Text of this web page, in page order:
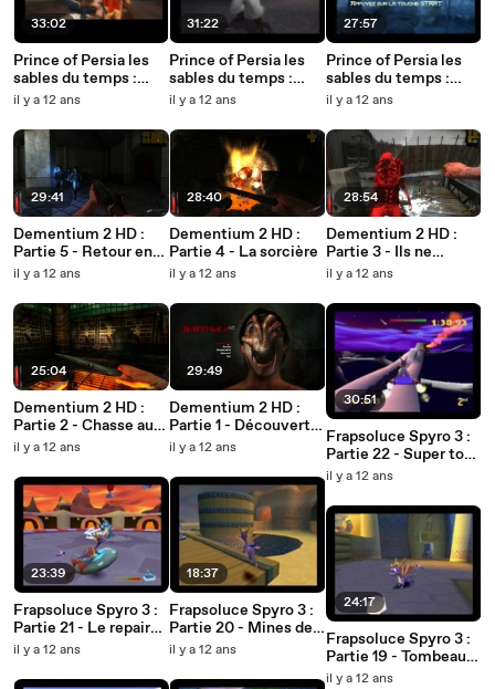
33:02
Prince of Persia les
sables du temps :
Partie 3 - La mort
il y a 12 ans
29:41
Dementium 2 HD :
Partie 5 - Retour en
prison
il y a 12 ans
25:04
Dementium 2 HD :
Partie 2 - Chasse aux
fantômes
il y a 12 ans
23:39
Frapsoluce Spyro 3 :
Partie 21 - Le repaire
de la sorcière
il y a 12 ans
31:22
Prince of Persia les
sables du temps :
Partie 2 - Les
il y a 12 ans
28:40
Dementium 2 HD :
Partie 4 - La sorcière
il y a 12 ans
29:49
Dementium 2 HD :
Partie 1 - Découverte
d'un monde étrange
il y a 12 ans
18:37
Frapsoluce Spyro 3 :
Partie 20 - Mines des
dinosaures
il y a 12 ans
27:57
Prince of Persia les
sables du temps :
Partie 1 - Les sables
il y a 12 ans
28:54
Dementium 2 HD :
Partie 3 - Ils ne
manquent pas
il y a 12 ans
30:51
Frapsoluce Spyro 3 :
Partie 22 - Super tour
bonus
il y a 12 ans
24:17
Frapsoluce Spyro 3 :
Partie 19 - Tombeau
hanté
il y a 12 ans